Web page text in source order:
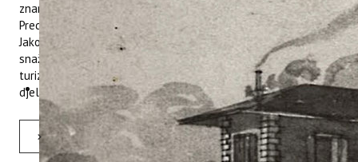
znanstvenika i stručnjaka iz područja poljoprivrede i turizma.
Predsjetnik Upravnog vijeća našeg Instituta gospodin Ivan
Jakovčić istaknuo je pritom kako će MInistarstvo poljoprivrede
snažno podržati jačanje uloge Instituta za poljoprivredu i
turizam na području obuhvata njegove znanstvene i stručne
djelatnosti u Istri i u Hrvatskoj.
Opširnije: POSJETA MINISTRA POLJOPRIVREDE INSTITUTU ZA POLJOPRIVREDU I TURIZAM